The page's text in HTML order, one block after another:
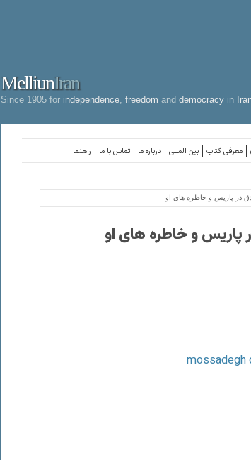
MelliunIran
Since 1905 for independence freedom and democracy in
راهنما تماس با ما درباره ما بین المللی معرفی کتاب
در پاریس و خاطره های او
و خاطره های او